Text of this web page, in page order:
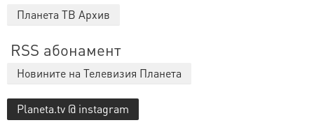
Планета ТВ Архив
RSS абонамент
Новините на Телевизия Планета
Planeta.tv @ instagram